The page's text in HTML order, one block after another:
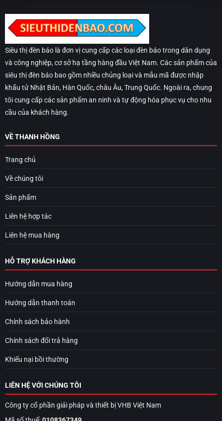
Siêu thị đèn báo là đơn vị cung cấp các loại đèn báo trong dân dụng
và công nghiệp, cơ sở hạ tầng hàng đầu Việt Nam. Các sản phẩm của
siêu thị đèn báo bao gồm nhiều chủng loại và mẫu mã được nhập
khẩu tử Nhật Bản, Hàn Quốc, châu Âu, Trung Quốc. Ngoài ra, chung
tôi cung cấp các sản phẩm an ninh và tự động hóa phục vụ cho nhu
cầu của khách hàng.
VỀ THANH HỒNG
Trang chủ
Về chúng tôi
Sản phẩm
Liên hệ hợp tác
Liên hệ mua hàng
HỖ TRỢ KHÁCH HÀNG
Hướng dẫn mua hàng
Hướng dẫn thanh toán
Chính sách bảo hành
Chính sách đổi trả hàng
Khiếu nại bồi thường
LIÊN HỆ VỚI CHÚNG TÔI
Công ty cổ phần giải pháp và thiết bị VHB Việt Nam